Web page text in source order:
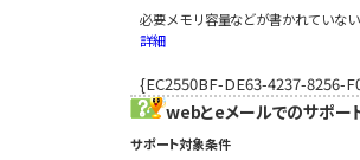
130万画素のデジカメでとった写
垂れ幕、横幕、大判ポスター印
写真だけではなく、巨大POP広
2m×2mまでの大きなサイズのポ
いうことになりそうです。（東京
拡大しても滑らかなのが気に入
必要メモリ容量などが書かれていな
詳細
{EC2550BF-DE63-4237-8256-
webとeメールでのサポー
サポート対象条件